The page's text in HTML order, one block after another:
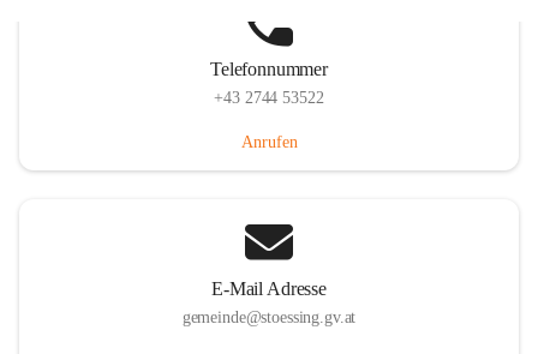
Telefonnummer
+43 2744 53522
Anrufen
E-Mail Adresse
gemeinde@stoessing.gv.at